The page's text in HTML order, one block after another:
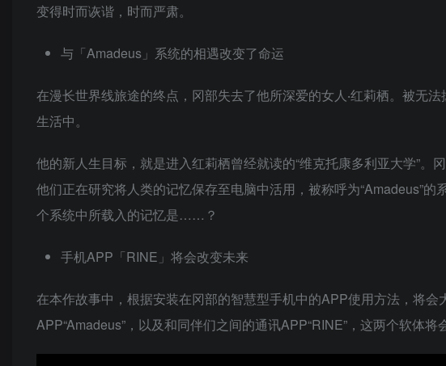
变得时而诙谐，时而严肃。
与「Amadeus」系统的相遇改变了命运
在漫长世界线旅途的终点，冈部失去了他所深爱的女人‧红莉栖。被无
生活中。
他的新人生目标，就是进入红莉栖曾经就读的“维克托康多利亚大学”。
他们正在研究将人类的记忆保存至电脑中活用，被称呼为“Amadeus”
个系统中所载入的记忆是……？
手机APP「RINE」将会改变未来
在本作故事中，根据安装在冈部的智慧型手机中的APP使用方法，将
APP“Amadeus”，以及和同伴们之间的通讯APP“RINE”，这两个软体将